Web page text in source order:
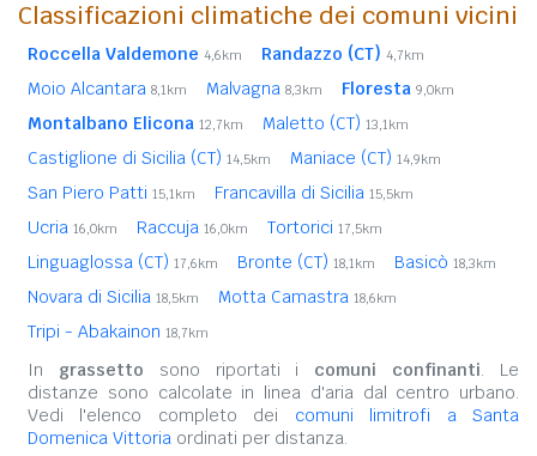
Classificazioni climatiche dei comuni vicini
Roccella Valdemone 4,6km Randazzo (CT) 4,7km
Moio Alcantara 8,1km Malvagna 8,3km Floresta 9,0km
Montalbano Elicona 12,7km Maletto (CT) 13,1km
Castiglione di Sicilia (CT) 14,5km Maniace (CT) 14,9km
San Piero Patti 15,1km Francavilla di Sicilia 15,5km
Ucria 16,0km Raccuja 16,0km Tortorici 17,5km
Linguaglossa (CT) 17,6km Bronte (CT) 18,1km Basicò 18,3km
Novara di Sicilia 18,5km Motta Camastra 18,6km
Tripi - Abakainon 18,7km
In grassetto sono riportati i comuni confinanti. Le
distanze sono calcolate in linea d'aria dal centro urbano.
Vedi l'elenco completo dei comuni limitrofi a Santa
Domenica Vittoria ordinati per distanza.